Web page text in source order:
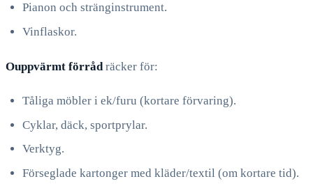
Pianon och stränginstrument.
Vinflaskor.
Ouppvärmt förråd räcker för:
Tåliga möbler i ek/furu (kortare förvaring).
Cyklar, däck, sportprylar.
Verktyg.
Förseglade kartonger med kläder/textil (om kortare tid).